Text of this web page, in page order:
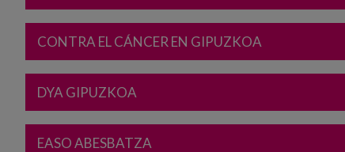
CONTRA EL CÁNCER EN GIPUZKOA
DYA GIPUZKOA
EASO ABESBATZA